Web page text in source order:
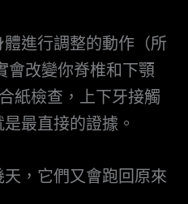
進行調整的動作（所
改變你脊椎和下顎
紙檢查，上下牙接觸
最直接的證據。
，它們又會跑回原來